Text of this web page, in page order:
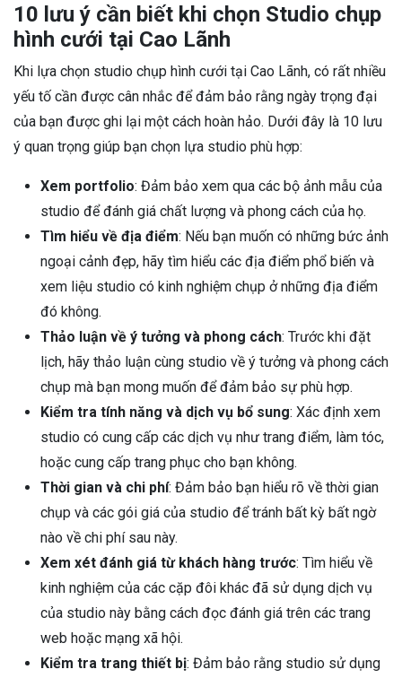
10 lưu ý cần biết khi chọn Studio chụp
hình cưới tại Cao Lãnh
Khi lựa chọn studio chụp hình cưới tại Cao Lãnh, có rất nhiều
yếu tố cần được cân nhắc để đảm bảo rằng ngày trọng đại
của bạn được ghi lại một cách hoàn hảo. Dưới đây là 10 lưu
ý quan trọng giúp bạn chọn lựa studio phù hợp:
Xem portfolio: Đảm bảo xem qua các bộ ảnh mẫu của
studio để đánh giá chất lượng và phong cách của họ.
Tìm hiểu về địa điểm: Nếu bạn muốn có những bức ảnh
ngoại cảnh đẹp, hãy tìm hiểu các địa điểm phổ biến và
xem liệu studio có kinh nghiệm chụp ở những địa điểm
đó không.
Thảo luận về ý tưởng và phong cách: Trước khi đặt
lịch, hãy thảo luận cùng studio về ý tưởng và phong cách
chụp mà bạn mong muốn để đảm bảo sự phù hợp.
Kiểm tra tính năng và dịch vụ bổ sung: Xác định xem
studio có cung cấp các dịch vụ như trang điểm, làm tóc,
hoặc cung cấp trang phục cho bạn không.
Thời gian và chi phí: Đảm bảo bạn hiểu rõ về thời gian
chụp và các gói giá của studio để tránh bất kỳ bất ngờ
nào về chi phí sau này.
Xem xét đánh giá từ khách hàng trước: Tìm hiểu về
kinh nghiệm của các cặp đôi khác đã sử dụng dịch vụ
của studio này bằng cách đọc đánh giá trên các trang
web hoặc mạng xã hội.
Kiểm tra trang thiết bị: Đảm bảo rằng studio sử dụng